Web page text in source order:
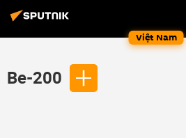
Việt Nam
Be-200